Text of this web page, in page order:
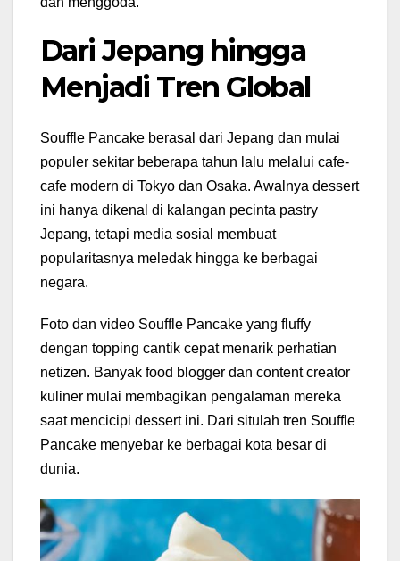
Dari Jepang hingga
Menjadi Tren Global
Souffle Pancake berasal dari Jepang dan mulai
populer sekitar beberapa tahun lalu melalui cafe-
cafe modern di Tokyo dan Osaka. Awalnya dessert
ini hanya dikenal di kalangan pecinta pastry
Jepang, tetapi media sosial membuat
popularitasnya meledak hingga ke berbagai
negara.
Foto dan video Souffle Pancake yang fluffy
dengan topping cantik cepat menarik perhatian
netizen. Banyak food blogger dan content creator
kuliner mulai membagikan pengalaman mereka
saat mencicipi dessert ini. Dari situlah tren Souffle
Pancake menyebar ke berbagai kota besar di
dunia.